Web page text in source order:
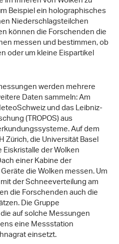
Beispiel ein holographisches
Niederschlagsteilchen
können die Forschenden die
messen und bestimmen, ob
oder um kleine Eispartikel
werden mehrere
Daten sammeln: Am
und das Leibniz-
(TROPOS) aus
Auf dem
Zürich, die Universität Basel
Eiskristalle der Wolken
einer Kabine der
die Wolken messen. Um
der Schneeverteilung am
die Forschenden auch die
Die Gruppe
auf solche Messungen
eine Messstation
einsetzt.